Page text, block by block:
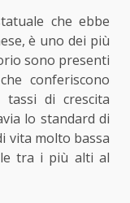
che ebbe
è uno dei più
sono presenti
conferiscono
di crescita
lo standard di
vita molto bassa
tra i più alti al